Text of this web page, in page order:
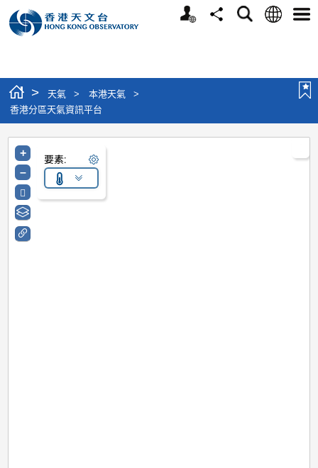
個人版網站
分享 搜尋 語言 選單
> 天氣 > 本港天氣
>
香港分區天氣資訊平台
要素:
+
–